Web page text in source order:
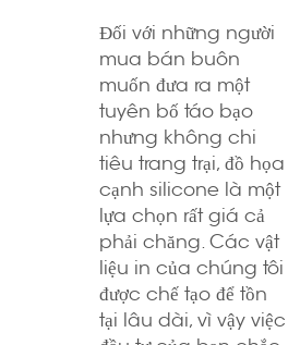
Đối với những người
mua bán buôn
muốn đưa ra một
tuyên bố táo bạo
nhưng không chi
tiêu trang trại, đồ họa
cạnh silicone là một
lựa chọn rất giá cả
phải chăng. Các vật
liệu in của chúng tôi
được chế tạo để tồn
tại lâu dài, vì vậy việc